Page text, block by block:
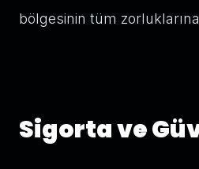
bölgesinin tüm
Sigorta ve